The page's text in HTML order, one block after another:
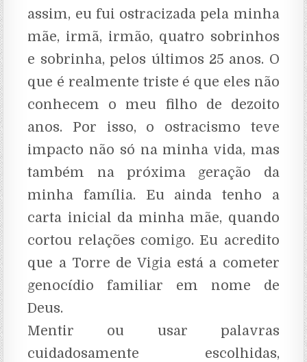
assim, eu fui ostracizada pela minha
mãe, irmã, irmão, quatro sobrinhos
e sobrinha, pelos últimos 25 anos. O
que é realmente triste é que eles não
conhecem o meu filho de dezoito
anos. Por isso, o ostracismo teve
impacto não só na minha vida, mas
também na próxima geração da
minha família. Eu ainda tenho a
carta inicial da minha mãe, quando
cortou relações comigo. Eu acredito
que a Torre de Vigia está a cometer
genocídio familiar em nome de
Deus.
Mentir ou usar palavras
cuidadosamente escolhidas,